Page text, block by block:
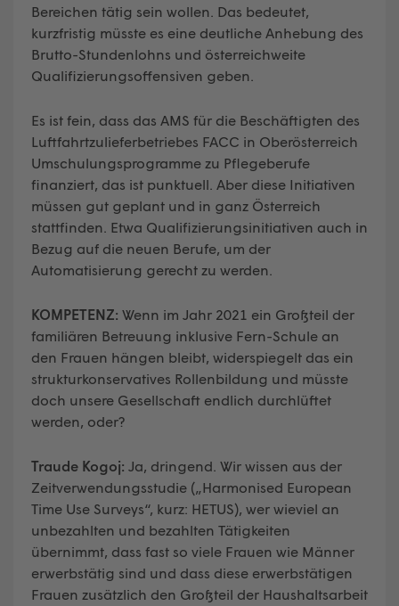
Bereichen tätig sein wollen. Das bedeutet,
kurzfristig müsste es eine deutliche Anhebung des
Brutto-Stundenlohns und österreichweite
Qualifizierungsoffensiven geben.
Es ist fein, dass das AMS für die Beschäftigten des
Luftfahrtzulieferbetriebes FACC in Oberösterreich
Umschulungsprogramme zu Pflegeberufe
finanziert, das ist punktuell. Aber diese Initiativen
müssen gut geplant und in ganz Österreich
stattfinden. Etwa Qualifizierungsinitiativen auch in
Bezug auf die neuen Berufe, um der
Automatisierung gerecht zu werden.
KOMPETENZ: Wenn im Jahr 2021 ein Großteil der
familiären Betreuung inklusive Fern-Schule an
den Frauen hängen bleibt, widerspiegelt das ein
strukturkonservatives Rollenbildung und müsste
doch unsere Gesellschaft endlich durchlüftet
werden, oder?
Traude Kogoj: Ja, dringend. Wir wissen aus der
Zeitverwendungsstudie („Harmonised European
Time Use Surveys“, kurz: HETUS), wer wieviel an
unbezahlten und bezahlten Tätigkeiten
übernimmt, dass fast so viele Frauen wie Männer
erwerbstätig sind und dass diese erwerbstätigen
Frauen zusätzlich den Großteil der Haushaltsarbeit